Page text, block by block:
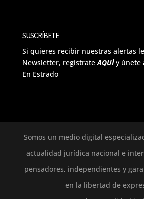
SUSCRÍBETE
Si quieres recibir nuestras alertas
Newsletter, regístrateAQUÍ y únete
En Estrado
Somos un medio digital
actualidad jurídica nacional e
pensadores, independientes y
en la libertad de